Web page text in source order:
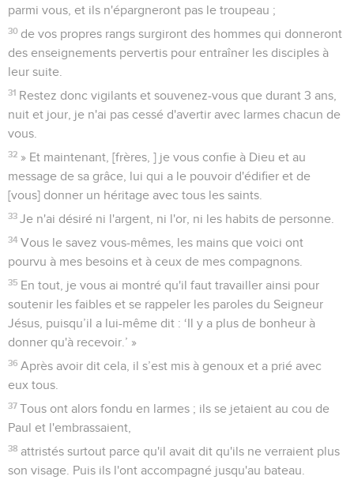
parmi vous, et ils n'épargneront pas le troupeau ;
30 de vos propres rangs surgiront des hommes qui donneront
des enseignements pervertis pour entraîner les disciples à
leur suite.
31 Restez donc vigilants et souvenez-vous que durant 3 ans,
nuit et jour, je n'ai pas cessé d'avertir avec larmes chacun de
vous.
32 » Et maintenant, [frères, ] je vous confie à Dieu et au
message de sa grâce, lui qui a le pouvoir d'édifier et de
[vous] donner un héritage avec tous les saints.
33 Je n'ai désiré ni l'argent, ni l'or, ni les habits de personne.
34 Vous le savez vous-mêmes, les mains que voici ont
pourvu à mes besoins et à ceux de mes compagnons.
35 En tout, je vous ai montré qu'il faut travailler ainsi pour
soutenir les faibles et se rappeler les paroles du Seigneur
Jésus, puisqu’il a lui-même dit : ‘Il y a plus de bonheur à
donner qu'à recevoir.’ »
36 Après avoir dit cela, il s’est mis à genoux et a prié avec
eux tous.
37 Tous ont alors fondu en larmes ; ils se jetaient au cou de
Paul et l'embrassaient,
38 attristés surtout parce qu'il avait dit qu'ils ne verraient plus
son visage. Puis ils l'ont accompagné jusqu'au bateau.